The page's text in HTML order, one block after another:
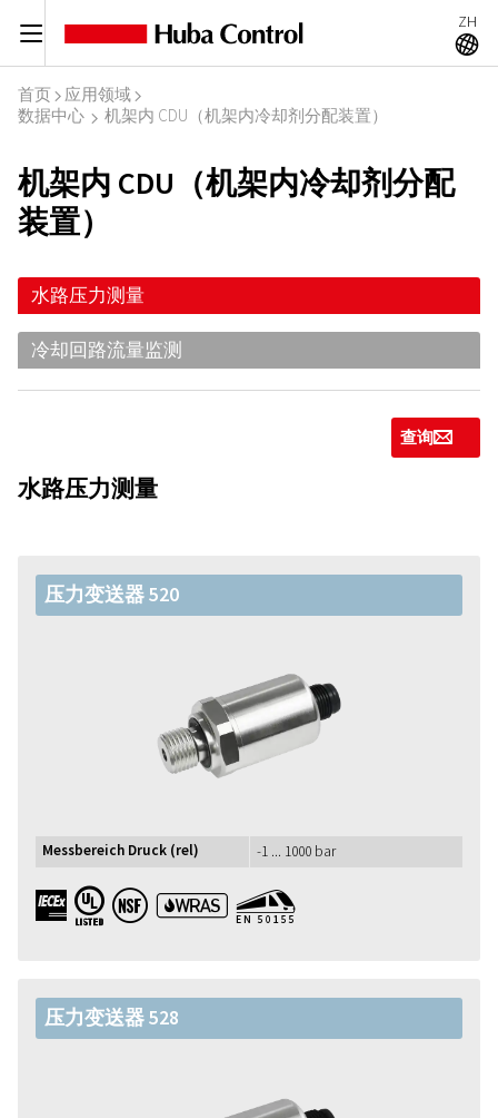
C ZH
A
首页 I 应用领域 I
数据中心 I 机架内 CDU（机架内冷却剂分配装置）
机架内 CDU（机架内冷却剂分配
装置）
水路压力测量
冷却回路流量监测
查询g
水路压力测量
压力变送器 520
Messbereich Druck (rel) -1 ... 1000 bar
IECEx UL NSF WRAS EN50155
压力变送器 528